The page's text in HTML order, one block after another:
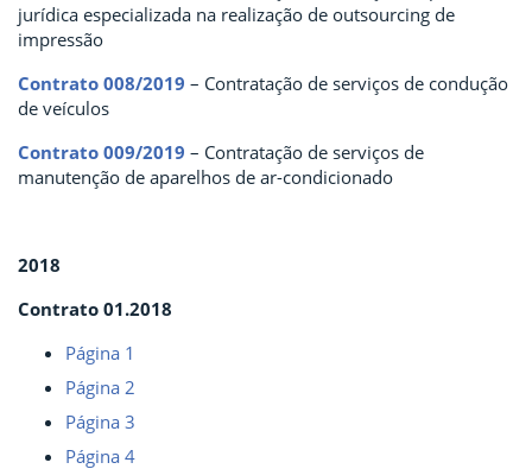
jurídica especializada na realização de outsourcing de
impressão
Contrato 008/2019 – Contratação de serviços de condução
de veículos
Contrato 009/2019 – Contratação de serviços de
manutenção de aparelhos de ar-condicionado
2018
Contrato 01.2018
Página 1
Página 2
Página 3
Página 4